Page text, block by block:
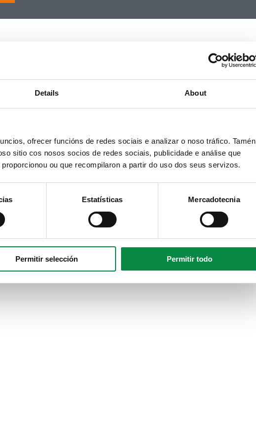
Details About
ofrecer funcións de redes sociais e analizar o noso tráfico. Tamén
sitio cos nosos socios de redes sociais, publicidade e análise que
ou que recompilaron a partir do uso dos seus servizos.
Estatísticas Mercadotecnia
Permitir selección Permitir todo